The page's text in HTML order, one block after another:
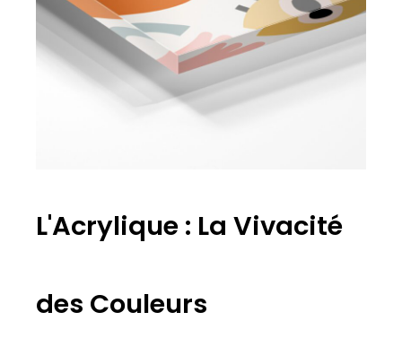
L'Acrylique : La Vivacité
des Couleurs